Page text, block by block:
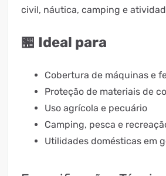
civil, náutica, camping e
🏪 Ideal para
Cobertura de máquinas e
Proteção de materiais de
Uso agrícola e pecuário
Camping, pesca e
Utilidades domésticas em